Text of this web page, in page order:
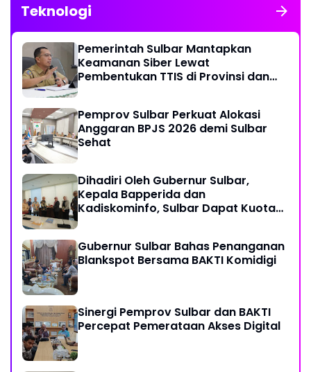
Teknologi
Pemerintah Sulbar Mantapkan
Keamanan Siber Lewat
Pembentukan TTIS di Provinsi dan
Pemprov Sulbar Perkuat Alokasi
Anggaran BPJS 2026 demi Sulbar
Sehat
Dihadiri Oleh Gubernur Sulbar,
Kepala Bapperida dan
Kadiskominfo, Sulbar Dapat Kuota
Gubernur Sulbar Bahas Penanganan
Blankspot Bersama BAKTI Komidigi
Sinergi Pemprov Sulbar dan BAKTI
Percepat Pemerataan Akses Digital